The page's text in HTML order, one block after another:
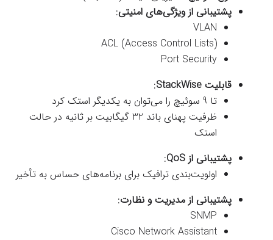
پشتیبانی از ویژگی‌های امنیتی:
VLAN
ACL (Access Control Lists)
Port Security
قابلیت StackWise
:
تا 9 سوئیچ را می‌توان به یکدیگر استک کرد
ظرفیت پهنای باند 32 گیگابیت بر ثانیه در حالت
استک
پشتیبانی از QoS
:
اولویت‌بندی ترافیک برای برنامه‌های حساس به تأخیر
پشتیبانی از مدیریت و نظارت:
SNMP
Cisco Network Assistant